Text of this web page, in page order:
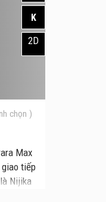
chọn )
Max
tiếp
Nijika
âm
K
2D